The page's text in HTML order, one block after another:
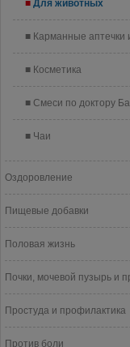
Для животных
Карманные аптечки
Косметика
Смеси по доктору
Чаи
Оздоровление
Пищевые добавки
Половая жизнь
Почки, мочевой пузырь и
Простуда и профилактика
Против боли